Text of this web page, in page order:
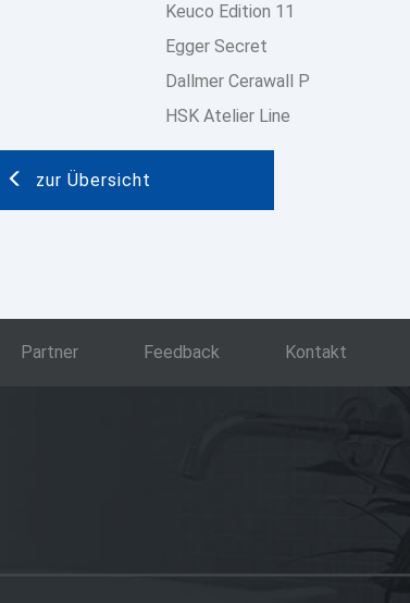
Keuco Edition 11
Egger Secret
Dallmer Cerawall P
HSK Atelier Line
zur Übersicht
Partner Feedback Kontakt